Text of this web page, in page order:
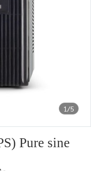
1/5
Pure sine